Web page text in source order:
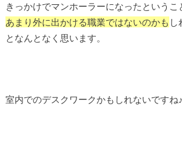
きっかけでマンホーラーになったというこ
あまり外に出かける職業ではないのかも し
となんとなく思います。
室内でのデスクワークかもしれないですね♪